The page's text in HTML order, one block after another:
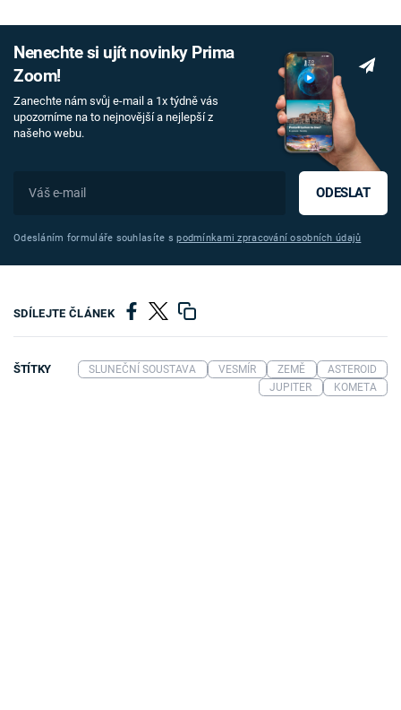
Nenechte si ujít novinky Prima
Zoom!
Zanechte nám svůj e-mail a 1x týdně vás
upozorníme na to nejnovější a nejlepší z
našeho webu.
ODESLAT
Odesláním formuláře souhlasíte spodmínkami zpracování osobních údajů
SDÍLEJTE ČLÁNEK
ŠTÍTKY SLUNEČNÍ SOUSTAVA VESMÍR ZEMĚ
ASTEROID
JUPITER
KOMETA